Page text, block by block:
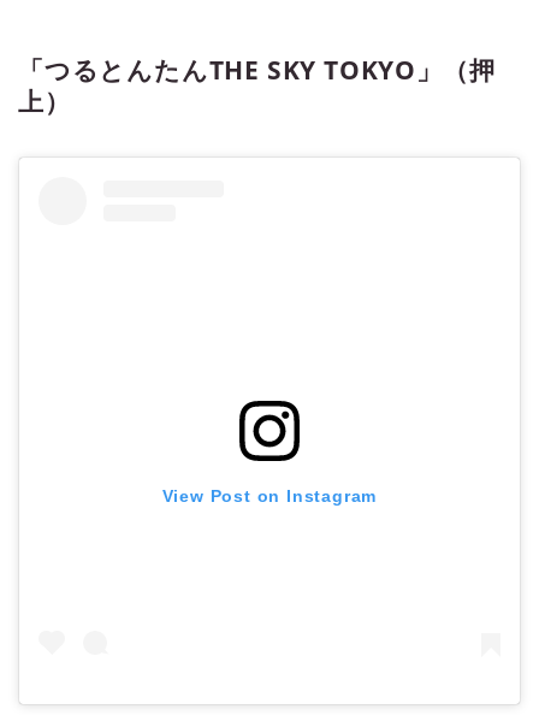
「つるとんたんTHE SKY TOKYO」（押
上）
View Post on Instagram